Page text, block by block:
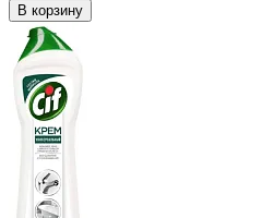
В корзину